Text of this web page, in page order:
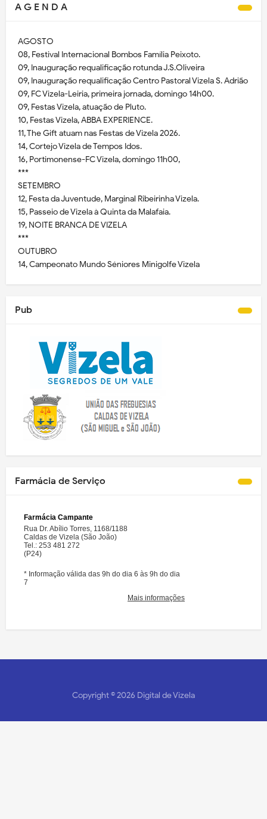
A G E N D A
AGOSTO
08, Festival Internacional Bombos Família Peixoto.
09, Inauguração requalificação rotunda J.S.Oliveira
09, Inauguração requalificação Centro Pastoral Vizela S. Adrião
09, FC Vizela-Leiria, primeira jornada, domingo 14h00.
09, Festas Vizela, atuação de Pluto.
10, Festas Vizela, ABBA EXPERIENCE.
11, The Gift atuam nas Festas de Vizela 2026.
14, Cortejo Vizela de Tempos Idos.
16, Portimonense-FC Vizela, domingo 11h00,
***
SETEMBRO
12, Festa da Juventude, Marginal Ribeirinha Vizela.
15, Passeio de Vizela à Quinta da Malafaia.
19, NOITE BRANCA DE VIZELA
***
OUTUBRO
14, Campeonato Mundo Séniores Minigolfe Vizela
Pub
Farmácia de Serviço
Copyright ©2026 Digital de Vizela